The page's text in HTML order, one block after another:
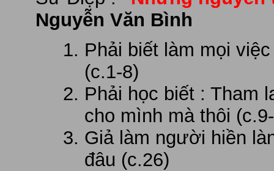
Nguyễn Văn Bình
Phải biết làm mọi
(c.1-8)
Phải học biết : Tham
cho mình mà thôi
Giả làm người hiền
đâu (c.26)